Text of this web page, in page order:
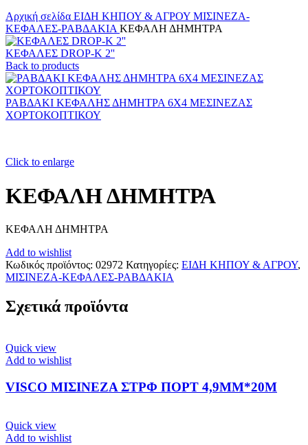
Αρχική σελίδα ΕΙΔΗ ΚΗΠΟΥ & ΑΓΡΟΥ ΜΙΣΙΝΕΖΑ-
ΚΕΦΑΛΕΣ-ΡΑΒΔΑΚΙΑ ΚΕΦΑΛΗ ΔΗΜΗΤΡΑ
ΚΕΦΑΛΕΣ DROP-K 2''
Back to products
ΡΑΒΔΑΚΙ ΚΕΦΑΛΗΣ ΔΗΜΗΤΡΑ 6Χ4 ΜΕΣΙΝΕΖΑΣ
ΧΟΡΤΟΚΟΠΤΙΚΟΥ
Click to enlarge
ΚΕΦΑΛΗ ΔΗΜΗΤΡΑ
ΚΕΦΑΛΗ ΔΗΜΗΤΡΑ
Add to wishlist
Κωδικός προϊόντος: 02972 Κατηγορίες: ΕΙΔΗ ΚΗΠΟΥ & ΑΓΡΟΥ,
ΜΙΣΙΝΕΖΑ-ΚΕΦΑΛΕΣ-ΡΑΒΔΑΚΙΑ
Σχετικά προϊόντα
Quick view
Add to wishlist
VISCO ΜΙΣΙΝΕΖΑ ΣΤΡΦ ΠΟΡΤ 4,9ΜΜ*20Μ
Quick view
Add to wishlist